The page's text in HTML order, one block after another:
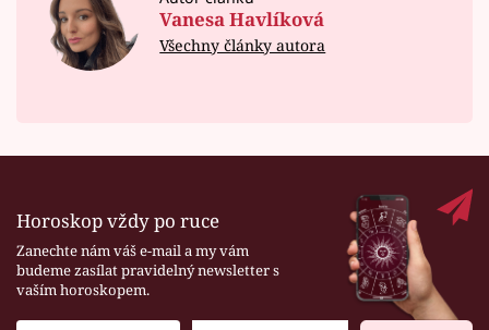
Vanesa Havlíková
Všechny články autora
Horoskop vždy po ruce
Zanechte nám váš e-mail a my vám
budeme zasílat pravidelný newsletter s
vaším horoskopem.